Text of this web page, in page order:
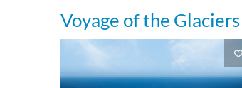
Voyage of the